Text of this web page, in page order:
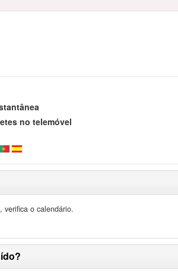
no telemóvel
verifica o calendário.